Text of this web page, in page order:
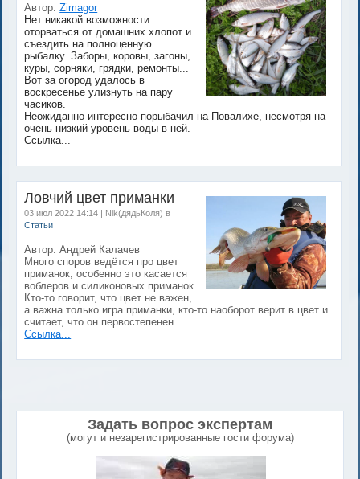
Автор:Zimagor
Нет никакой возможности
оторваться от домашних хлопот и
съездить на полноценную
рыбалку. Заборы, коровы, загоны,
куры, сорняки, грядки, ремонты...
Вот за огород удалось в
воскресенье улизнуть на пару
часиков.
Неожиданно интересно порыбачил на Повалихе, несмотря на
очень низкий уровень воды в ней.
Ссылка...
Ловчий цвет приманки
03 июл 2022 14:14 | Nik(дядьКоля) в
Статьи
Автор: Андрей Калачев
Много споров ведётся про цвет
приманок, особенно это касается
воблеров и силиконовых приманок.
Кто-то говорит, что цвет не важен,
а важна только игра приманки, кто-то наоборот верит в цвет и
считает, что он первостепенен....
Ссылка...
Задать вопрос экспертам
(могут и незарегистрированные гости форума)